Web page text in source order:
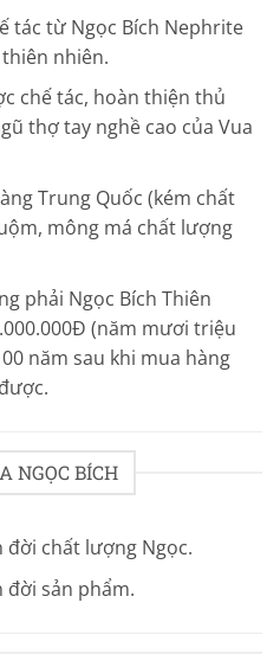
tác từ Ngọc Bích Nephrite
thiên nhiên.
chế tác, hoàn thiện thủ
thợ tay nghề cao của Vua
Trung Quốc (kém chất
mông má chất lượng
phải Ngọc Bích Thiên
(năm mươi triệu
năm sau khi mua hàng
NGỌC BÍCH
đời chất lượng Ngọc.
đời sản phẩm.